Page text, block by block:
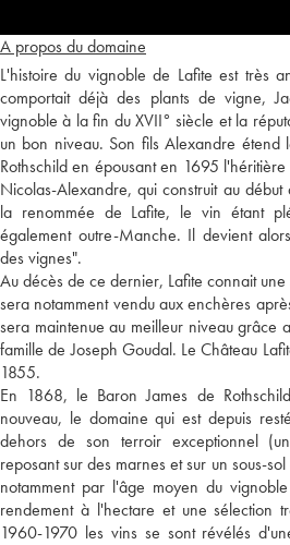
A propos du domaine
L'histoire du vignoble de Lafite est très
comportait déjà des plants de vigne,
vignoble à la fin du XVII° siècle et la
un bon niveau. Son fils Alexandre étend
Rothschild en épousant en 1695
Nicolas-Alexandre, qui construit au
la renommée de Lafite, le vin étant
également outre-Manche. Il devient
des vignes".
Au décès de ce dernier, Lafite connait
sera notamment vendu aux enchères
sera maintenue au meilleur niveau grâce
famille de Joseph Goudal. Le Château
1855.
En 1868, le Baron James de
nouveau, le domaine qui est depuis
dehors de son terroir exceptionnel
reposant sur des marnes et sur un sous-
notamment par l'âge moyen du
rendement à l'hectare et une sélection
1960-1970 les vins se sont révélés